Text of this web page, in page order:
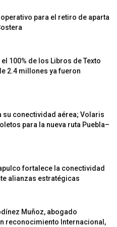
operativo para el retiro de aparta
100% de los Libros de Texto
2.4 millones ya fueron
su conectividad aérea; Volaris
para la nueva ruta Puebla–
fortalece la conectividad
alianzas estratégicas
Muñoz, abogado
reconocimiento Internacional,